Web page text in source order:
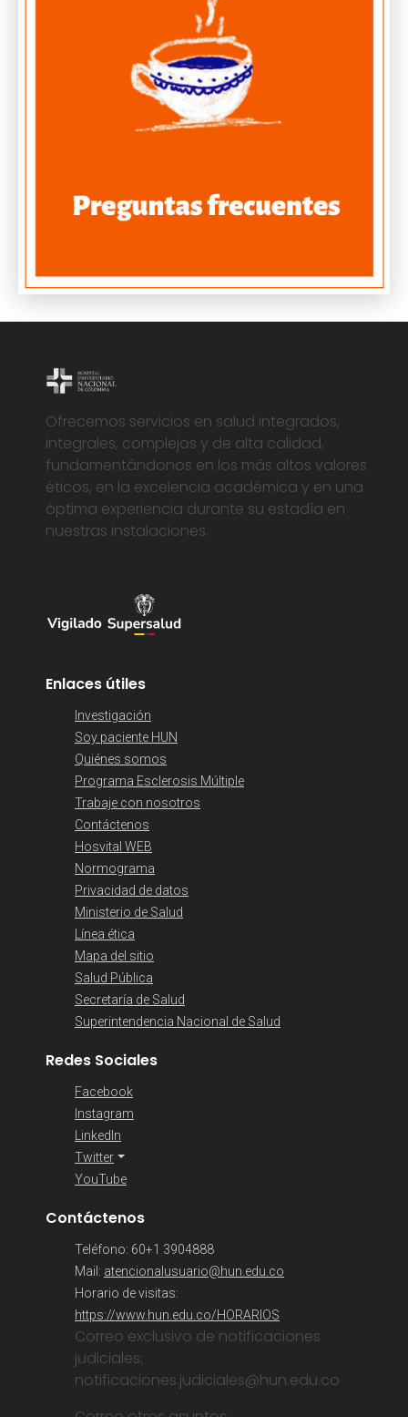
Ofrecemos servicios en salud integrados,
integrales, complejos y de alta calidad,
fundamentándonos en los más altos valores
éticos, en la excelencia académica y en una
óptima experiencia durante su estadía en
nuestras instalaciones.
Enlaces útiles
Investigación
Soy paciente HUN
Quiénes somos
Programa Esclerosis Múltiple
Trabaje con nosotros
Contáctenos
Hosvital WEB
Normograma
Privacidad de datos
Ministerio de Salud
Línea ética
Mapa del sitio
Salud Pública
Secretaría de Salud
Superintendencia Nacional de Salud
Redes Sociales
Facebook
Instagram
LinkedIn
Twitter
YouTube
Contáctenos
Teléfono: 60+1 3904888
Mail: atencionalusuario@hun.edu.co
Horario de visitas:
https://www.hun.edu.co/HORARIOS
Correo exclusivo de notificaciones
judiciales:
notificaciones.judiciales@hun.edu.co